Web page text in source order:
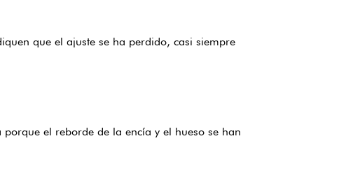
que el ajuste se ha perdido, casi siempre
el reborde de la encía y el hueso se han